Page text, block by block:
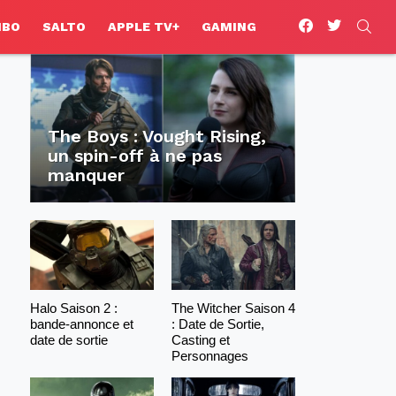
SALTO APPLE TV+ GAMING
facebooktwitter
The Boys : Vought Rising,
un spin-off à ne pas
manquer
Halo Saison 2 :
bande-annonce et
date de sortie
The Witcher Saison 4
: Date de Sortie,
Casting et
Personnages